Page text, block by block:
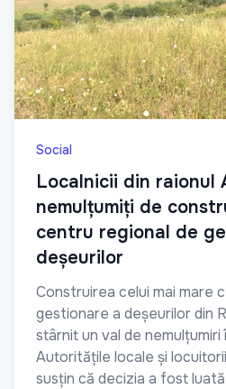
Social
Localnicii din raionul
nemulțumiți de
centru regional de
deșeurilor
Construirea celui mai mare
gestionare a deșeurilor din
stârnit un val de nemulțumiri
Autoritățile locale și
susțin că decizia a fost